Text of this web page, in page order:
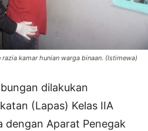
kamar hunian warga binaan. (Istimewa)
dilakukan
(Lapas) Kelas IIA
dengan Aparat Penegak